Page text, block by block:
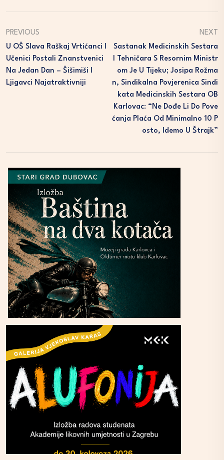
PREVIOUS
U OŠ Slava Raškaj Vrtićanci I
Učenici Postali Znanstvenici
Na Jedan Dan – Šišimiši I
Ljigavci Najatraktivniji
NEXT
Sastanak Medicinskih Sestara
I Tehničara S Resornim Ministr
Om Je U Tijeku; Josipa Rožma
N, Sindikalna Povjerenica Sindi
Kata Medicinskih Sestara OB
Karlovac: “Ne Dođe Li Do Pove
Ćanja Plaća Od Minimalno 10 P
Osto, Idemo U Štrajk”